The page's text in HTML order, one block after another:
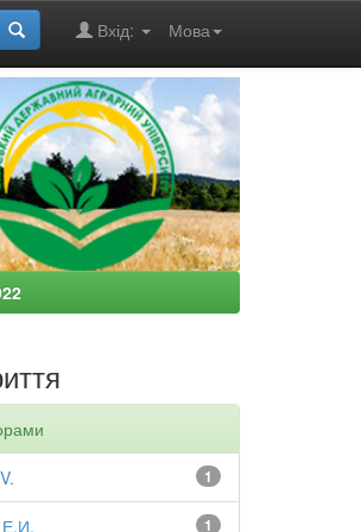
Мова
Вхід:
1
1
Е.И.